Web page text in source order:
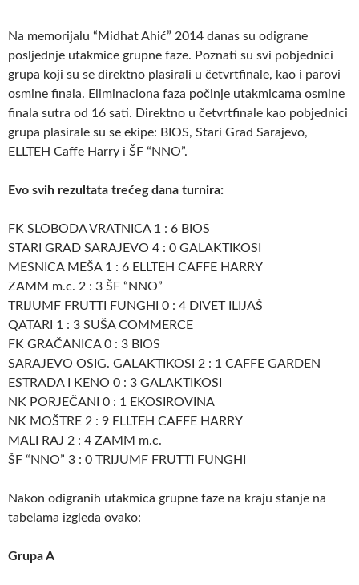
Na memorijalu “Midhat Ahić” 2014 danas su odigrane
posljednje utakmice grupne faze. Poznati su svi pobjednici
grupa koji su se direktno plasirali u četvrtfinale, kao i parovi
osmine finala. Eliminaciona faza počinje utakmicama osmine
finala sutra od 16 sati. Direktno u četvrtfinale kao pobjednici
grupa plasirale su se ekipe: BIOS, Stari Grad Sarajevo,
ELLTEH Caffe Harry i ŠF “NNO”.
Evo svih rezultata trećeg dana turnira:
FK SLOBODA VRATNICA 1 : 6 BIOS
STARI GRAD SARAJEVO 4 : 0 GALAKTIKOSI
MESNICA MEŠA 1 : 6 ELLTEH CAFFE HARRY
ZAMM m.c. 2 : 3 ŠF “NNO”
TRIJUMF FRUTTI FUNGHI 0 : 4 DIVET ILIJAŠ
QATARI 1 : 3 SUŠA COMMERCE
FK GRAČANICA 0 : 3 BIOS
SARAJEVO OSIG. GALAKTIKOSI 2 : 1 CAFFE GARDEN
ESTRADA I KENO 0 : 3 GALAKTIKOSI
NK PORJEČANI 0 : 1 EKOSIROVINA
NK MOŠTRE 2 : 9 ELLTEH CAFFE HARRY
MALI RAJ 2 : 4 ZAMM m.c.
ŠF “NNO” 3 : 0 TRIJUMF FRUTTI FUNGHI
Nakon odigranih utakmica grupne faze na kraju stanje na
tabelama izgleda ovako:
Grupa A